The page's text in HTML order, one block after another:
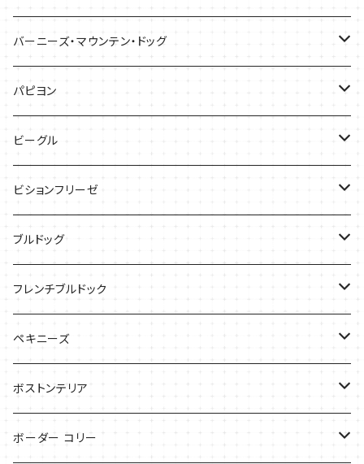
ケース
バッグ
雑貨
Tシャツ
バッグ
バーニーズ・マウンテン・ドッグ
Tシャツ
バッグ
ケース
パピヨン
ケース
バッグ
ビーグル
Tシャツ
ケース
バッグ
ビションフリーゼ
Tシャツ
バッグ
ケース
ブルドッグ
Tシャツ
バッグ
ケース
フレンチブルドック
バッグ
ケース
ペキニーズ
ケース
Tシャツ
ボストンテリア
Tシャツ
ボーダー コリー